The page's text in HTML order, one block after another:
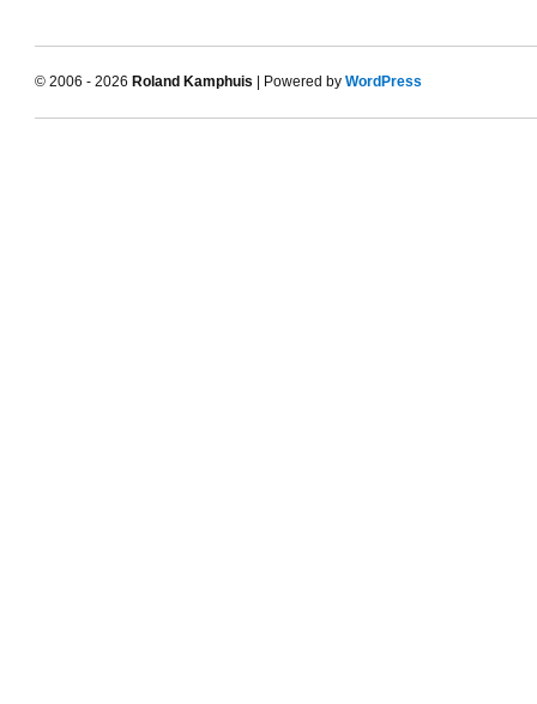
© 2006 - 2026 Roland Kamphuis | Powered by WordPress